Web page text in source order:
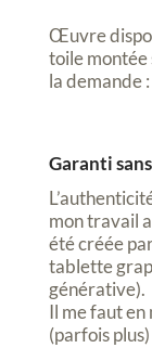
Œuvre
toile montée
la demande :
Garanti
mon travail
été créée
tablette
générative).
Il me faut
(parfois